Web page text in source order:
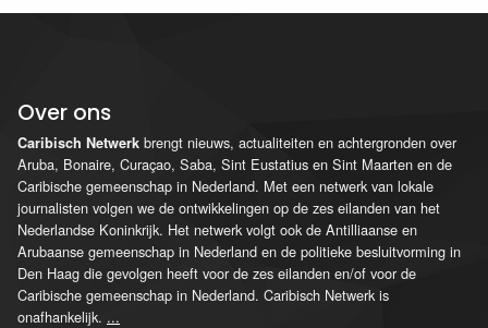
Over ons
Caribisch Netwerk brengt nieuws, actualiteiten en achtergronden over
Aruba, Bonaire, Curaçao, Saba, Sint Eustatius en Sint Maarten en de
Caribische gemeenschap in Nederland. Met een netwerk van lokale
journalisten volgen we de ontwikkelingen op de zes eilanden van het
Nederlandse Koninkrijk. Het netwerk volgt ook de Antilliaanse en
Arubaanse gemeenschap in Nederland en de politieke besluitvorming in
Den Haag die gevolgen heeft voor de zes eilanden en/of voor de
Caribische gemeenschap in Nederland. Caribisch Netwerk is
onafhankelijk. ...